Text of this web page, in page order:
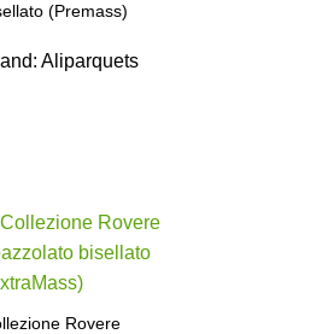
(Premass)
Aliparquets
Rovere